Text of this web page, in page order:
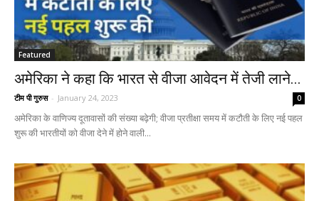
Featured
अमेरिका ने कहा कि भारत से वीजा आवेदन में तेजी लाने...
टीम पी गुरुस - January 24, 2023 0
अमेरिका के वाणिज्य दूतावासों की संख्या बढ़ेगी; वीजा प्रतीक्षा समय में कटौती के लिए नई पहल
शुरू की भारतीयों को वीजा देने में होने वाली...